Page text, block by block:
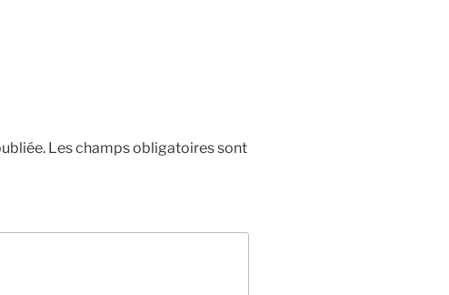
Les champs obligatoires sont